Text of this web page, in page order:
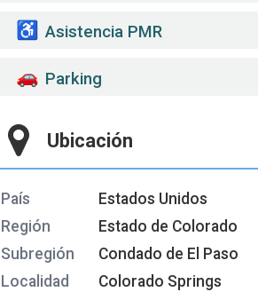
Asistencia PMR
Parking
Ubicación
País
Estados Unidos
Región
Estado de Colorado
Subregión
Condado de El Paso
Localidad
Colorado Springs